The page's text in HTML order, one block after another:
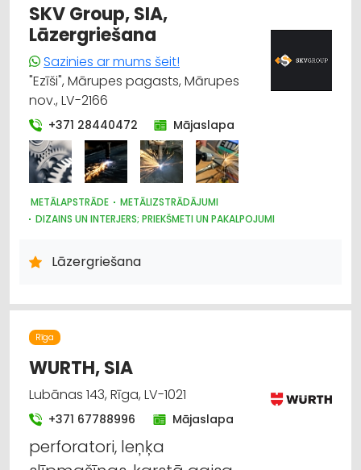
TREPES, KĀPNES
APDARES MATERIĀLI: TIRDZNIECĪBA
APDARES MATERIĀLI: VAIRUMTIRDZNIECĪBA
BŪVMATERIĀLU, BŪVKONSTRUKCIJU RAŽOŠANA
BŪVMATERIĀLU, BŪVKONSTRUKCIJU TIRDZNIECĪBA
BŪVMATERIĀLU, BŪVKONSTRUKCIJU VAIRUMTIRDZNIECĪBA
CELTNIECĪBAS UN REMONTA DARBI
SILTUMAPGĀDE UN SILTUMTĪKLI
RESTAURĀCIJA
UGUNSDZĒSĪBAS UN UGUNSAIZSARDZĪBAS LĪDZEKĻI
SKV Group, SIA,
Lāzergriešana
Sazinies ar mums šeit!
"Ezīši", Mārupes pagasts, Mārupes
nov., LV-2166
+371 28440472 Mājaslapa
METĀLAPSTRĀDE
METĀLIZSTRĀDĀJUMI
DIZAINS UN INTERJERS; PRIEKŠMETI UN PAKALPOJUMI
METĀLAPSTRĀDES IEKĀRTAS UN INSTRUMENTI
LAUKSAIMNIECĪBAS TEHNIKAS UN TRAKTORTEHNIKAS
KUĢU BŪVE UN REMONTS
RŪPNIECISKĀS IEKĀRTAS, AUTOMATIZĀCIJA
MĒBEĻU RAŽOŠANA, MĒBEĻU SAGATAVES
Lāzergriešana
Rīga
WURTH, SIA
Lubānas 143, Rīga, LV-1021
+371 67788996 Mājaslapa
perforatori, leņķa